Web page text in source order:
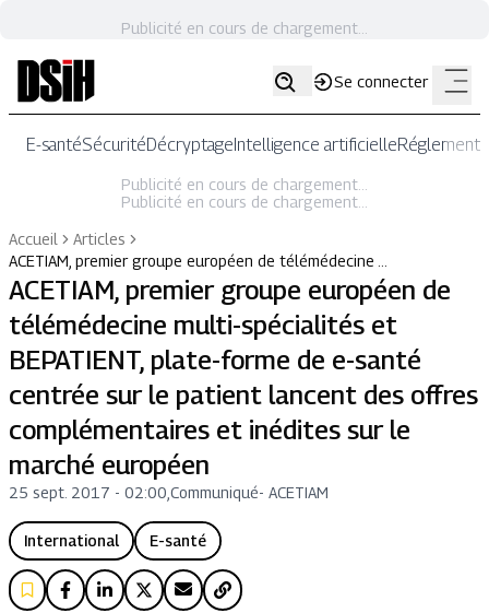
Publicité en cours de chargement...
Se connecter
E-santéSécuritéDécryptageIntelligence artificielle
Publicité en cours de chargement...
Publicité en cours de chargement...
Accueil
Articles
ACETIAM, premier groupe européen de télémédecine …
ACETIAM, premier groupe européen de
télémédecine multi-spécialités et
BEPATIENT, plate-forme de e-santé
centrée sur le patient lancent des offres
complémentaires et inédites sur le
marché européen
25 sept. 2017 - 02:00 Communiqué- ACETIAM
International E-santé